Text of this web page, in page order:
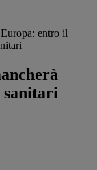
entro il
sanitari